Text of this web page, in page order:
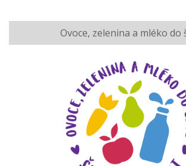
Ovoce, zelenina a mléko do